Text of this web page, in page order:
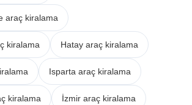
araç kiralama
kiralama Hatay araç kiralama
Isparta araç kiralama
kiralama İzmir araç kiralama